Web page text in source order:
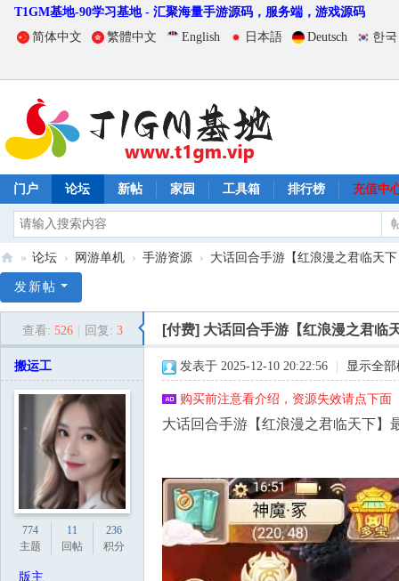
T1GM基地-90学习基地 - 汇聚海量手游源码，服务端，游戏源码
简体中文
繁體中文 English 日本語 Deutsch 한
门户 论坛 新帖 家园 工具箱 排行榜 充值中
1
» 论坛 › 网游单机 › 手游资源 › 大话回合手游【红浪漫之君临天
发新帖
查看: 526 回复: 3 [付费] 大话回合手游【红浪漫之君临
搬运工
774
主题
11
回帖
236
积分
版主
发表于 2025-12-10 20:22:56 显示全
购买前注意看介绍，资源失效请点下
大话回合手游【红浪漫之君临天下】